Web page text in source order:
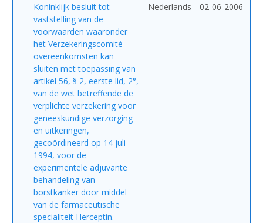
Koninklijk besluit tot
vaststelling van de
voorwaarden waaronder
het Verzekeringscomité
overeenkomsten kan
sluiten met toepassing van
artikel 56, § 2, eerste lid, 2°,
van de wet betreffende de
verplichte verzekering voor
geneeskundige verzorging
en uitkeringen,
gecoördineerd op 14 juli
1994, voor de
experimentele adjuvante
behandeling van
borstkanker door middel
van de farmaceutische
specialiteit Herceptin.
Nederlands 02-06-2006